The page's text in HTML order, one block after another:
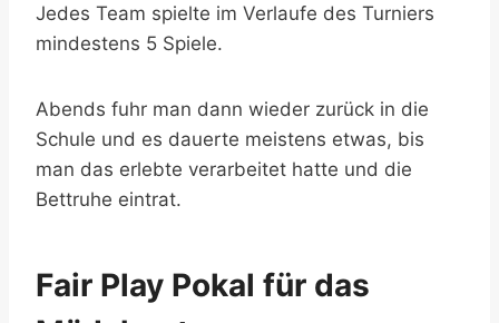
Jedes Team spielte im Verlaufe des Turniers
mindestens 5 Spiele.
Abends fuhr man dann wieder zurück in die
Schule und es dauerte meistens etwas, bis
man das erlebte verarbeitet hatte und die
Bettruhe eintrat.
Fair Play Pokal für das